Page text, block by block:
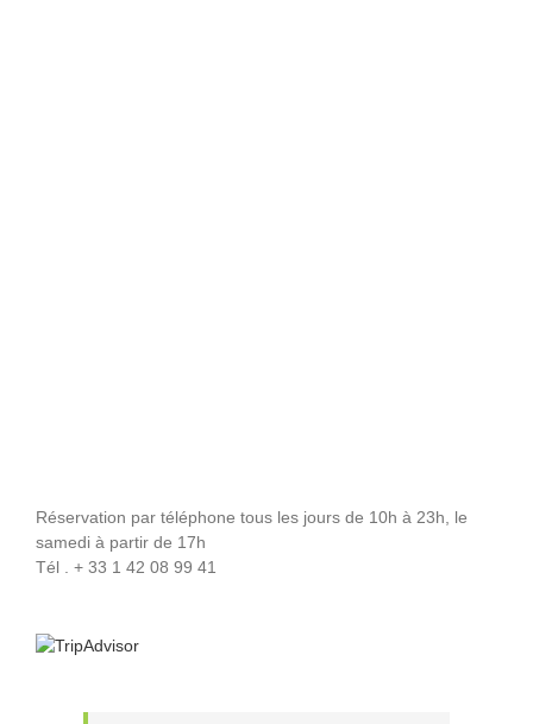
Réservation par téléphone tous les jours de 10h à 23h, le
samedi à partir de 17h
Tél . + 33 1 42 08 99 41